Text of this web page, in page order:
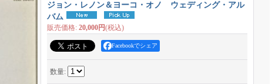
ジョン・レノン＆ヨーコ・オノ ウェディング・アル
バム
販売価格: 20,000円(税込)
Facebookでシェア
数量: